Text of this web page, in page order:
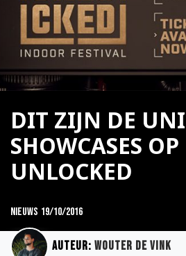
DIT ZIJN DE
SHOWCASES OP
UNLOCKED
Nieuws 19/10/2016
Auteur: Wouter de Vink